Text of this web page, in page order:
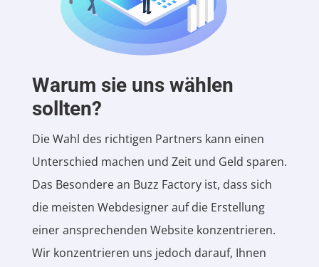
Warum sie uns wählen
sollten?
Die Wahl des richtigen Partners kann einen
Unterschied machen und Zeit und Geld sparen.
Das Besondere an Buzz Factory ist, dass sich
die meisten Webdesigner auf die Erstellung
einer ansprechenden Website konzentrieren.
Wir konzentrieren uns jedoch darauf, Ihnen